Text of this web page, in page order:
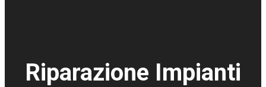
Riparazione Impianti